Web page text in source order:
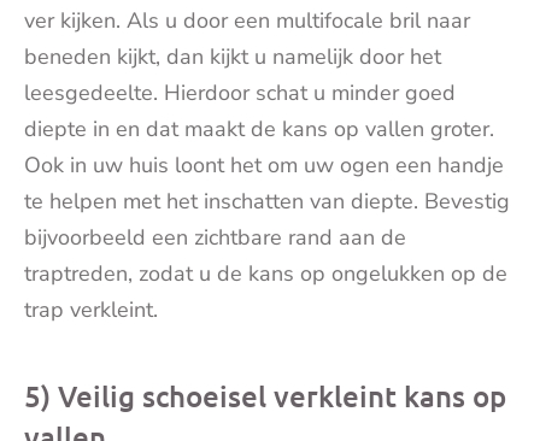
ver kijken. Als u door een multifocale bril naar
beneden kijkt, dan kijkt u namelijk door het
leesgedeelte. Hierdoor schat u minder goed
diepte in en dat maakt de kans op vallen groter.
Ook in uw huis loont het om uw ogen een handje
te helpen met het inschatten van diepte. Bevestig
bijvoorbeeld een zichtbare rand aan de
traptreden, zodat u de kans op ongelukken op de
trap verkleint.
5) Veilig schoeisel verkleint kans op